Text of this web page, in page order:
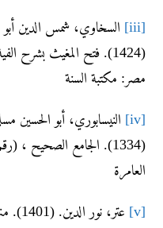
[iii]
السخاوي، شمس الدين أبو
مصر: مكتبة السنة
[iv]
النيسابوري، أبو الحسين
العامرة
[v]
عتر،